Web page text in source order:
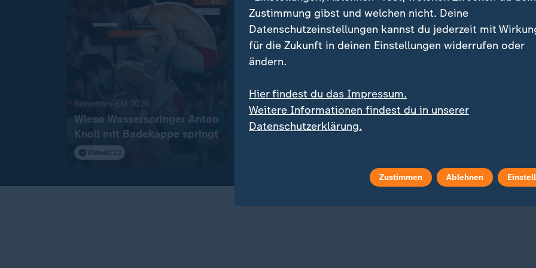
Schwimm-EM 2026:
Wieso Wasserspringer Anton
Knoll mit Badekappe springt
Video0:22
"Herzzerreißende Nachricht"
Wasserspringen: Dieses
Silber ist besonders
Schließende Schranke ignoriert
Zug kollidiert auf
Zustimmung gibst und welchen nicht. Deine
Datenschutzeinstellungen kannst du jederzeit mit
für die Zukunft in deinen Einstellungen widerrufen oder
ändern.
Hier findest du das Impressum.
Weitere Informationen findest du in unserer
Datenschutzerklärung.
Zustimmen Ablehnen